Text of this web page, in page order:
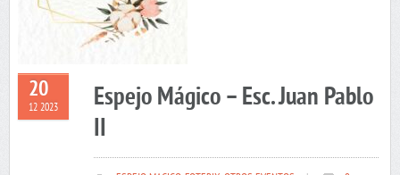
20
12 2023
Espejo Mágico – Esc. Juan Pablo
II